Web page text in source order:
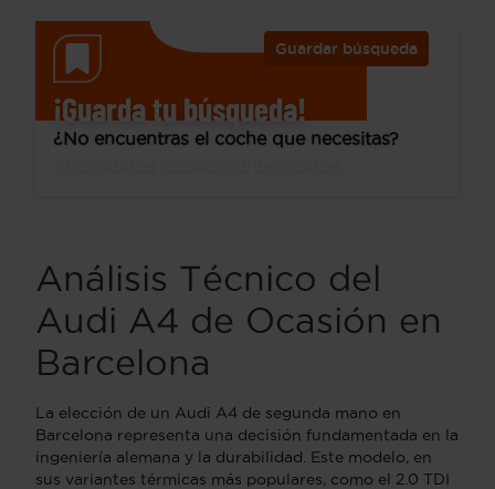
Guardar búsqueda
¡Guarda tu búsqueda!
¿No encuentras el coche que necesitas?
Análisis Técnico del
Audi A4 de Ocasión en
Barcelona
La elección de un Audi A4 de segunda mano en
Barcelona representa una decisión fundamentada en la
ingeniería alemana y la durabilidad. Este modelo, en
sus variantes térmicas más populares, como el 2.0 TDI